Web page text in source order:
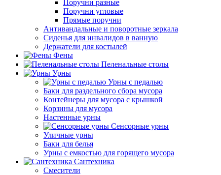
Поручни разные
Поручни угловые
Прямые поручни
Антивандальные и поворотные зеркала
Сиденья для инвалидов в ванную
Держатели для костылей
Фены
Пеленальные столы
Урны
Урны с педалью
Баки для раздельного сбора мусора
Контейнеры для мусора с крышкой
Корзины для мусора
Настенные урны
Сенсорные урны
Уличные урны
Баки для белья
Урны с емкостью для горящего мусора
Сантехника
Смесители